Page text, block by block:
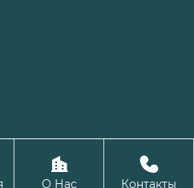
Шэнхуа Кухня и ванная

О Нас

Контакты